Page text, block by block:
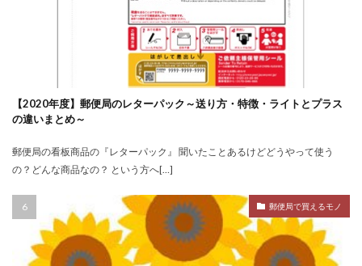
【2020年度】郵便局のレターパック～送り方・特徴・ライトとプラス
の違いまとめ～
郵便局の看板商品の『レターパック』 聞いたことあるけどどうやって使う
の？どんな商品なの？ という方へ[…]
郵便局で買えるモノ